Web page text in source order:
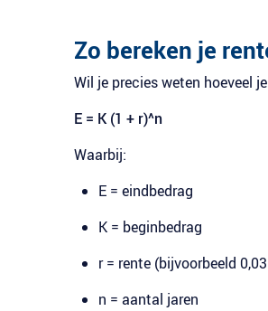
Zo bereken je
Wil je precies weten hoeveel
E = K (1 + r)^n
Waarbij:
E = eindbedrag
K = beginbedrag
r = rente (bijvoorbeeld
n = aantal jaren